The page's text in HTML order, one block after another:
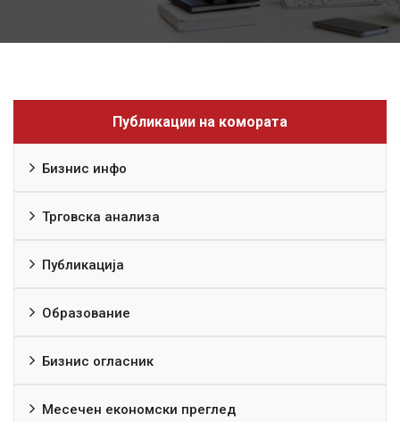
Публикации на комората
Бизнис инфо
Трговска анализа
Публикација
Образование
Бизнис огласник
Месечен економски преглед